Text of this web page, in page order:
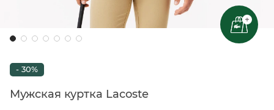
+
- 30%
Мужская куртка Lacoste